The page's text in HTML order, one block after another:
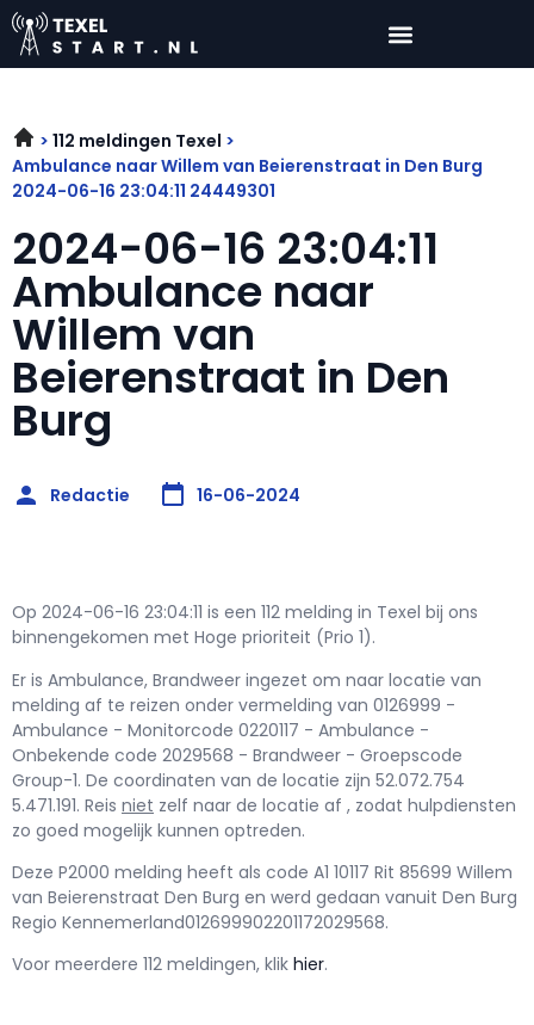
112 meldingen Texel
Ambulance naar Willem van Beierenstraat in Den Burg
2024-06-16 23:04:11 24449301
2024-06-16 23:04:11
Ambulance naar
Willem van
Beierenstraat in Den
Burg
Redactie 16-06-2024
Op 2024-06-16 23:04:11 is een 112 melding in Texel bij ons
binnengekomen met Hoge prioriteit (Prio 1).
Er is Ambulance, Brandweer ingezet om naar locatie van
melding af te reizen onder vermelding van 0126999 -
Ambulance - Monitorcode 0220117 - Ambulance -
Onbekende code 2029568 - Brandweer - Groepscode
Group-1. De coordinaten van de locatie zijn 52.072.754
5.471.191. Reis niet zelf naar de locatie af , zodat hulpdiensten
zo goed mogelijk kunnen optreden.
Deze P2000 melding heeft als code A1 10117 Rit 85699 Willem
van Beierenstraat Den Burg en werd gedaan vanuit Den Burg
Regio Kennemerland012699902201172029568.
Voor meerdere 112 meldingen, klik hier.